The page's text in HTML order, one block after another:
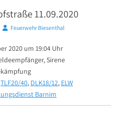
11.09.2020
AutorFeuerwehr Biesenthal
2020 um 19:04 Uhr
Sirene
TLF20/40, DLK18/12, ELW
Barnim